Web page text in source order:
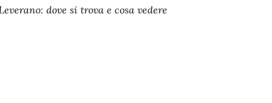
dove si trova e cosa vedere